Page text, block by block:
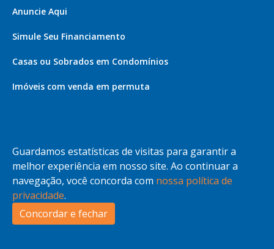
Guardamos estatísticas de visitas para garantir a
melhor experiência em nosso site. Ao continuar a
navegação, você concorda com nossa política de
privacidade.
Concordar e fechar
Anuncie Aqui
Simule Seu Financiamento
Casas ou Sobrados em Condomínios
Imóveis com venda em permuta
Casa com piscina
Apartamento com piscina
Condomínio fechado